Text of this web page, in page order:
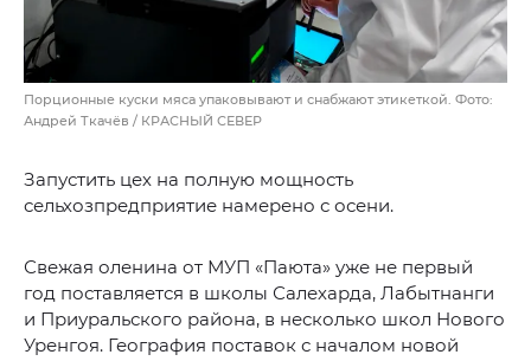
Порционные куски мяса упаковывают и снабжают этикеткой. Фото:
Андрей Ткачёв / КРАСНЫЙ СЕВЕР
Запустить цех на полную мощность
сельхозпредприятие намерено с осени.
Свежая оленина от МУП «Паюта» уже не первый
год поставляется в школы Салехарда, Лабытнанги
и Приуральского района, в несколько школ Нового
Уренгоя. География поставок с началом новой